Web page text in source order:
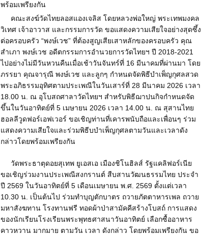
พร้อมเพรียงกัน
คณะสงฆ์วัดไทยลอสแองเจลิส โดยหลวงพ่อใหญ่ พระเทพมงคล
วิเทศ เจ้าอาวาส และกรรมการวัด ขอแสดงความเสียใจอย่างสุดซึ้ง
ต่อครอบครัว “พงษ์เวช” ที่ต้องสูญเสียเสาหลักของครอบครัว คุณ
สำเภา พงษ์เวช อดีตกรรมการอำนวยการวัดไทยฯ ปี 2018-2021
ไปอย่างไม่มีวันหวนคืนเมื่อเช้าวันจันทร์ที่ 16 มีนาคมที่ผ่านมา โดย
ภรรยา คุณจารุณี พงษ์เวช และลูกๆ กำหนดจัดพิธีบำเพ็ญกุศลสวด
พระอภิธรรมอุทิศตามประเพณีในวันเสาร์ที่ 28 มีนาคม 2026 เวลา
18.00 น. ณ อุโบสถศาลาวัดไทยฯ สำหรับพิธีฌาปนกิจกำหนดจัด
ขึ้นในวันอาทิตย์ที่ 5 เมษายน 2026 เวลา 14.00 น. ณ สุสานไทย
ฮอลลีวูดฟอร์เอฟเวอร์ ขอเชิญท่านที่เคารพนับถือและเพื่อนๆ ร่วม
แสดงความเสียใจและร่วมพิธีบบำเพ็ญกุศลตามวันและเวลาดัง
กล่าวโดยพร้อมเพรียงกัน
วัดพระธาตุดอยสุเทพ ยูเอสเอ เมืองชิโนฮิลส์ รัฐแคลิฟอร์เนีย
ขอเชิญร่วมงานประเพณีสงกรานต์ สืบสานวัฒนธรรมไทย ประจำ
ปี 2569 ในวันอาทิตย์ที่ 5 เดือนเมษายน พ.ศ. 2569 ตั้งแต่เวลา
10.30 น. เป็นต้นไป ร่วมทำบุญตักบาตร ถวายภัตตาหารเพล ถวาย
มหาสังฆทาน โรงทานฟรี ทอดผ้าป่าสามัคคีสร้างโบสถ์ การแสดง
ของนักเรียนโรงเรียนพระพุทธศาสนาวันอาทิตย์ เลือกซื้ออาหาร
คาวหวาน มากมาย ตามวัน เวลา ดังกล่าว โดยพร้อมเพรียงกัน ขอ